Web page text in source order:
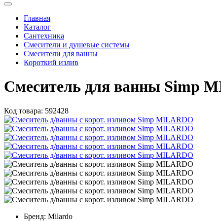
Главная
Каталог
Сантехника
Смесители и душевые системы
Смесители для ванны
Короткий излив
Смеситель для ванны Simp
Код товара: 592428
Бренд: Milardo